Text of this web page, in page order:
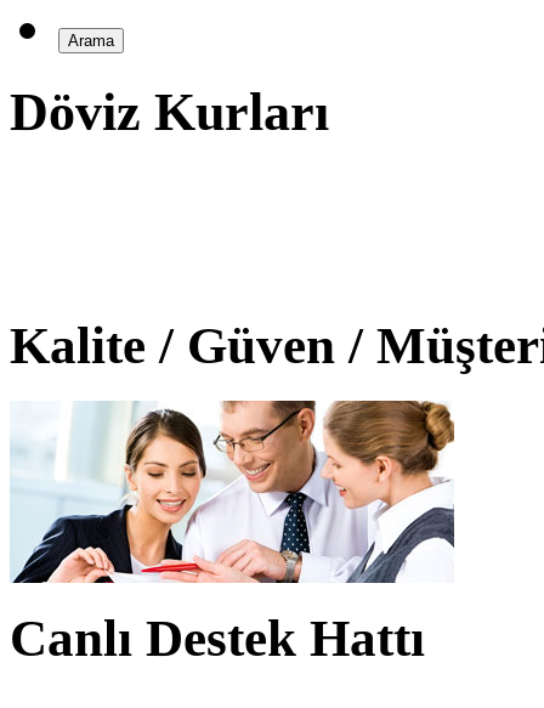
Döviz Kurları
Kalite / Güven /
Canlı Destek Hattı